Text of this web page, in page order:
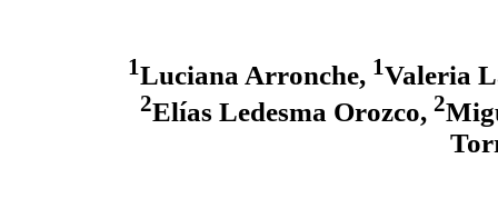
1Luciana Arronche, 1Valeria
2Elías Ledesma Orozco, 2